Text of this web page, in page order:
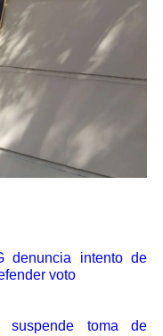
denuncia intento de
voto
suspende toma de